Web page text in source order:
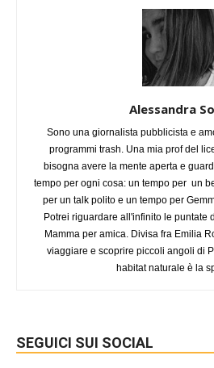
Alessandra
Sono una giornalista pubblicista e
programmi trash. Una mia prof del
bisogna avere la mente aperta e
tempo per ogni cosa: un tempo per un
per un talk polito e un tempo per
Potrei riguardare all'infinito le puntate
Mamma per amica. Divisa fra Emilia
viaggiare e scoprire piccoli angoli di
habitat naturale è la
SEGUICI SUI SOCIAL